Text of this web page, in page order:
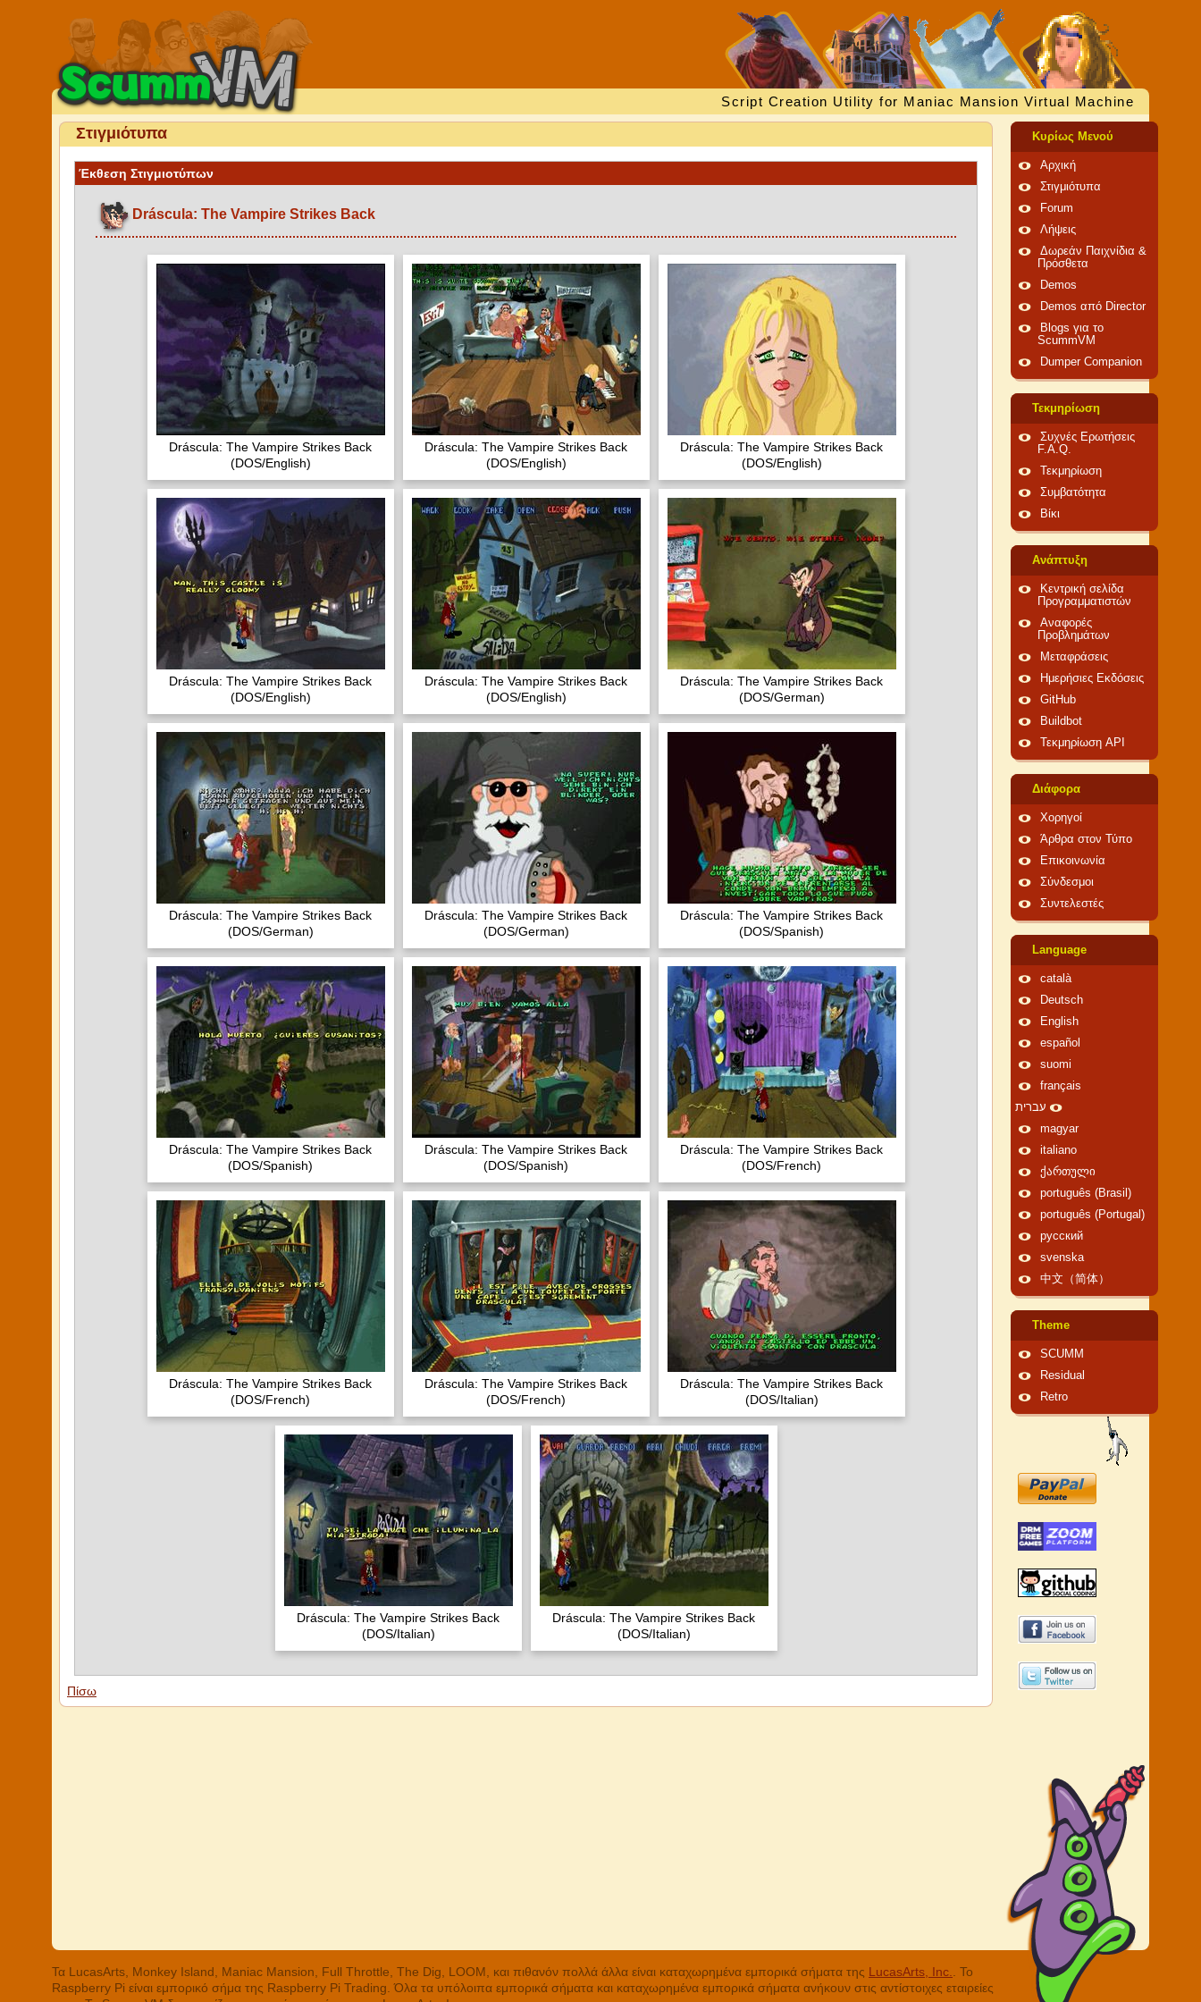
Script Creation Utility for Maniac Mansion Virtual Machine
Στιγμιότυπα
Έκθεση Στιγμιοτύπων
Dráscula: The Vampire Strikes Back
Dráscula: The Vampire Strikes Back
(DOS/English)
Dráscula: The Vampire Strikes Back
(DOS/English)
Dráscula: The Vampire Strikes Back
(DOS/English)
Dráscula: The Vampire Strikes Back
(DOS/English)
Dráscula: The Vampire Strikes Back
(DOS/English)
Dráscula: The Vampire Strikes Back
(DOS/German)
Dráscula: The Vampire Strikes Back
(DOS/German)
Dráscula: The Vampire Strikes Back
(DOS/German)
Dráscula: The Vampire Strikes Back
(DOS/Spanish)
Dráscula: The Vampire Strikes Back
(DOS/Spanish)
Dráscula: The Vampire Strikes Back
(DOS/Spanish)
Dráscula: The Vampire Strikes Back
(DOS/French)
Dráscula: The Vampire Strikes Back
(DOS/French)
Dráscula: The Vampire Strikes Back
(DOS/French)
Dráscula: The Vampire Strikes Back
(DOS/Italian)
Dráscula: The Vampire Strikes Back
(DOS/Italian)
Dráscula: The Vampire Strikes Back
(DOS/Italian)
Πίσω
Κυρίως Μενού
Αρχική
Στιγμιότυπα
Forum
Λήψεις
Δωρεάν Παιχνίδια &
Πρόσθετα
Demos
Demos από Director
Blogs για το
ScummVM
Dumper Companion
Τεκμηρίωση
Συχνές Ερωτήσεις
F.A.Q.
Τεκμηρίωση
Συμβατότητα
Βίκι
Ανάπτυξη
Κεντρική σελίδα
Προγραμματιστών
Αναφορές
Προβλημάτων
Μεταφράσεις
Ημερήσιες Εκδόσεις
GitHub
Buildbot
Τεκμηρίωση API
Διάφορα
Χορηγοί
Άρθρα στον Τύπο
Επικοινωνία
Σύνδεσμοι
Συντελεστές
Language
català
Deutsch
English
español
suomi
français
עברית
magyar
italiano
ქართული
português (Brasil)
português (Portugal)
русский
svenska
中文（简体）
Theme
SCUMM
Residual
Retro
Τα LucasArts, Monkey Island, Maniac Mansion, Full Throttle, The Dig, LOOM, και πιθανόν πολλά άλλα είναι καταχωρημένα εμπορικά σήματα της LucasArts, Inc.
. Το
Raspberry Pi είναι εμπορικό σήμα της Raspberry Pi Trading. Όλα τα υπόλοιπα εμπορικά σήματα και καταχωρημένα εμπορικά σήματα ανήκουν στις αντίστοιχες εταιρείες